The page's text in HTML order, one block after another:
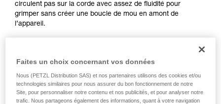
de la reproduire en autonomie.
Nous donnons des exemples de techniques
circulent pas sur la corde avec assez de fluidité pour
grimper sans créer une boucle de mou en amont de
l’appareil.
- Pour l’auto-assurage en escalade sur corde fixe, référez-
Auto-assurage sur Petzl.com.
- Pour l’auto-assurage en tête, il existe des techniques
nécessitant une modification de l’appareil pour améliorer le
Faites un choix concernant vos données
Nous (PETZL Distribution SAS) et nos partenaires utilisons des cookies et/ou
technologies similaires pour nous assurer du bon fonctionnement de notre
Site, pour personnaliser notre contenu et nos publicités, et pour analyser notre
trafic. Nous partageons également des informations, quant à votre navigation